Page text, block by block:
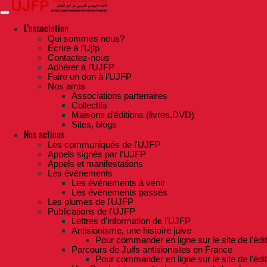
Skip
to
contentL'association
Qui sommes nous?
Ecrire à l’Ujfp
Contactez-nous
Adhérer à l’UJFP
Faire un don à l’UJFP
Nos amis
Associations partenaires
Collectifs
Maisons d’éditions (livres,DVD)
Sites, blogs
Nos actions
Les communiqués de l'UJFP
Appels signés par l'UJFP
Appels et manifestations
Les événements
Les événements à venir
Les événements passés
Les plumes de l'UJFP
Publications de l'UJFP
Lettres d'information de l'UJFP
Antisionisme, une histoire juive
Pour commander en ligne sur le site de
Parcours de Juifs antisionistes en France
Pour commander en ligne sur le site de